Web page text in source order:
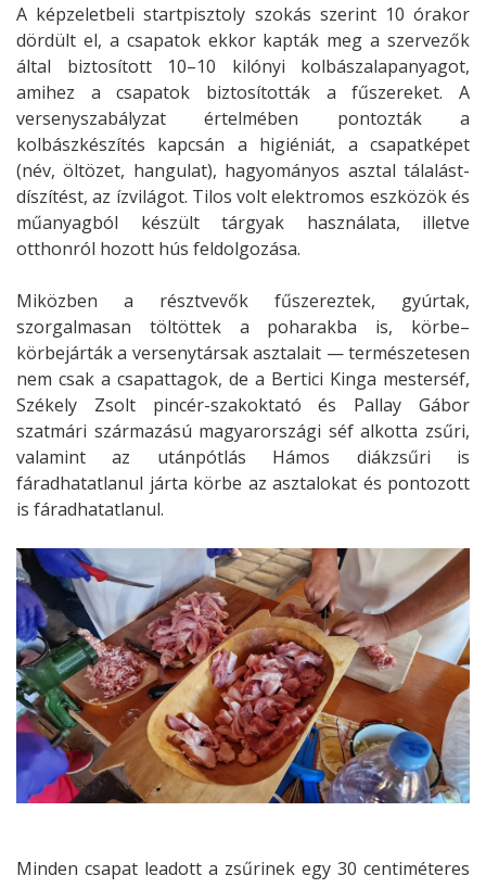
A képzeletbeli startpisztoly szokás szerint 10 órakor
dördült el, a csapatok ekkor kapták meg a szervezők
által biztosított 10–10 kilónyi kolbászalapanyagot,
amihez a csapatok biztosították a fűszereket. A
versenyszabályzat értelmében pontozták a
kolbászkészítés kapcsán a higiéniát, a csapatképet
(név, öltözet, hangulat), hagyományos asztal tálalást-
díszítést, az ízvilágot. Tilos volt elektromos eszközök és
műanyagból készült tárgyak használata, illetve
otthonról hozott hús feldolgozása.
Miközben a résztvevők fűszereztek, gyúrtak,
szorgalmasan töltöttek a poharakba is, körbe–
körbejárták a versenytársak asztalait — természetesen
nem csak a csapattagok, de a Bertici Kinga mesterséf,
Székely Zsolt pincér-szakoktató és Pallay Gábor
szatmári származású magyarországi séf alkotta zsűri,
valamint az utánpótlás Hámos diákzsűri is
fáradhatatlanul járta körbe az asztalokat és pontozott
is fáradhatatlanul.
Minden csapat leadott a zsűrinek egy 30 centiméteres